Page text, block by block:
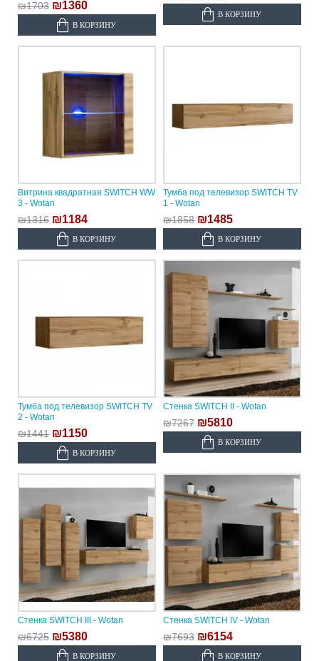
₪1703 ₪1360
В КОРЗИНУ
В КОРЗИНУ
Витрина квадратная SWITCH WW
3 - Wotan
₪1316 ₪1184
В КОРЗИНУ
Тумба под телевизор SWITCH TV
1 - Wotan
₪1858 ₪1485
В КОРЗИНУ
Тумба под телевизор SWITCH TV
2 - Wotan
₪1441 ₪1150
В КОРЗИНУ
Стенка SWITCH II - Wotan
₪7267 ₪5810
В КОРЗИНУ
Стенка SWITCH III - Wotan
₪6725 ₪5380
В КОРЗИНУ
Стенка SWITCH IV - Wotan
₪7693 ₪6154
В КОРЗИНУ